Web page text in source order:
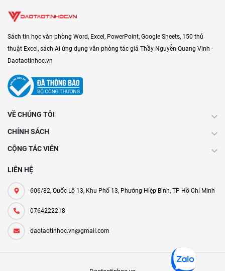
Sách tin học văn phòng Word, Excel, PowerPoint, Google Sheets, 150 thủ
thuật Excel, sách Ai ứng dụng văn phòng tác giả Thầy Nguyễn Quang Vinh -
Daotaotinhoc.vn
VỀ CHÚNG TÔI
CHÍNH SÁCH
CỘNG TÁC VIÊN
LIÊN HỆ
606/82, Quốc Lộ 13, Khu Phố 13, Phường Hiệp Bình, TP Hồ Chí Minh
0764222218
daotaotinhoc.vn@gmail.com